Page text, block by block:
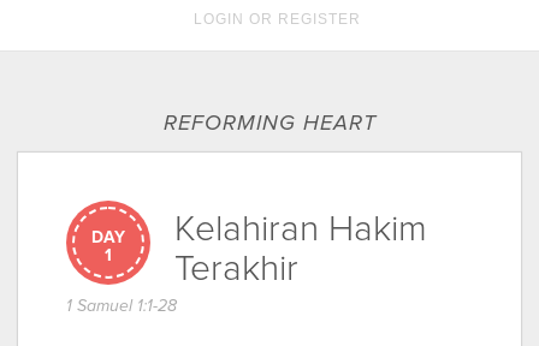
LOGIN OR REGISTER
REFORMING HEART
DAY
1
Kelahiran Hakim
Terakhir
1 Samuel 1:1-28